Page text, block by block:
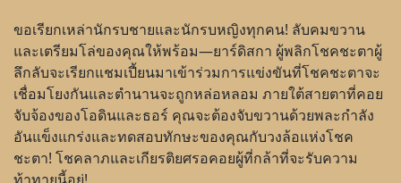
ขอเรียกเหล่านักรบชายและนักรบหญิงทุกคน! ลับคมขวาน
และเตรียมโล่ของคุณให้พร้อม—ยาร์ดิสกา ผู้พลิกโชคชะตาผู้
ลึกลับจะเรียกแชมเปี้ยนมาเข้าร่วมการแข่งขันที่โชคชะตาจะ
เชื่อมโยงกันและตำนานจะถูกหล่อหลอม ภายใต้สายตาที่คอย
จับจ้องของโอดินและธอร์ คุณจะต้องจับขวานด้วยพละกำลัง
อันแข็งแกร่งและทดสอบทักษะของคุณกับวงล้อแห่งโชค
ชะตา! โชคลาภและเกียรติยศรอคอยผู้ที่กล้าที่จะรับความ
ท้าทายนี้อยู่!